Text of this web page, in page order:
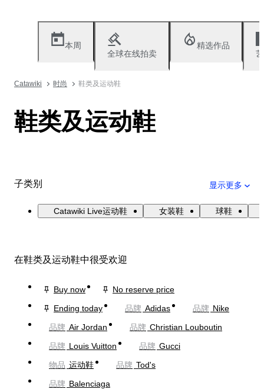
本周
全球在线拍卖
精选作品
Catawiki 时尚 鞋类及运动鞋
鞋类及运动鞋
子类别 显示更多
Catawiki Live运动鞋 女装鞋 球鞋
在鞋类及运动鞋中很受欢迎
Buy now
No reserve price
Ending today
品牌 Adidas 品牌 Nike
品牌 Air Jordan 品牌 Christian Louboutin
品牌 Louis Vuitton 品牌 Gucci
物品 运动鞋 品牌 Tod's
品牌 Balenciaga